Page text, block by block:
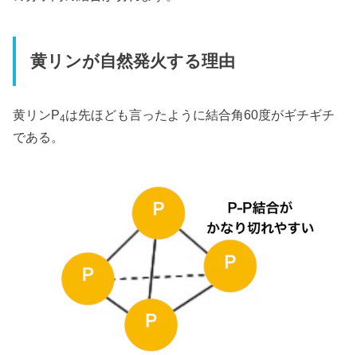
黄リンが自然発火する理由
黄リンP4は先ほども言ったように結合角60度がギチギチ
である。